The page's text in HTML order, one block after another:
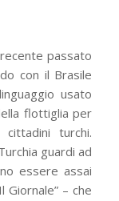
passato
con il Brasile
usato
flottiglia per
turchi.
guardi ad
essere assai
Giornale” – che